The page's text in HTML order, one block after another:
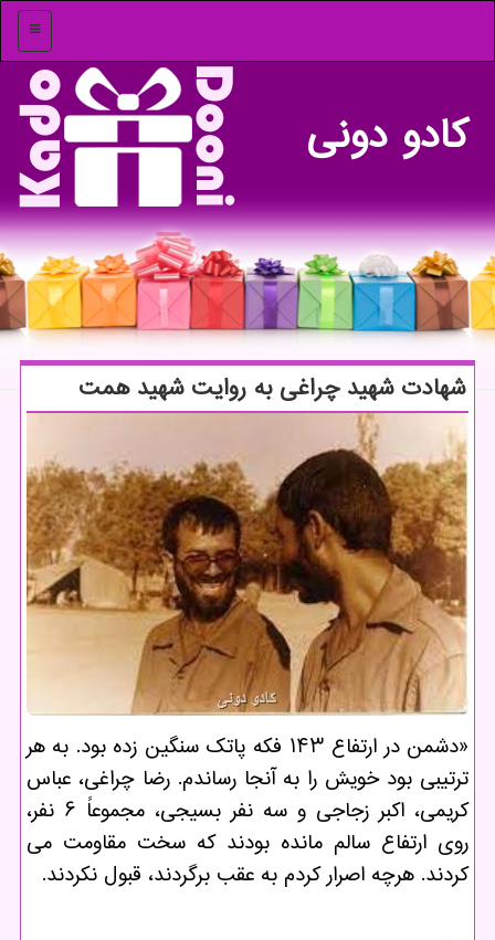
منو
كادو دونی
شهادت شهید چراغی به روایت شهید همت
«دشمن در ارتفاع ۱۴۳ فکه پاتک سنگین زده بود. به هر
ترتیبی بود خویش را به آنجا رساندم. رضا چراغی، عباس
کریمی، اکبر زجاجی و سه نفر بسیجی، مجموعاً ۶ نفر،
روی ارتفاع سالم مانده بودند که سخت مقاومت می
کردند. هرچه اصرار کردم به عقب برگردند، قبول نکردند.